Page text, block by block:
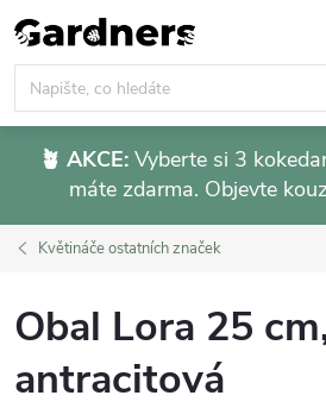
Přejít
na
obsah
🪴 AKCE: Vyberte si 3
máte zdarma. Objevte
Květináče ostatních značek
Obal Lora 25
antracitová